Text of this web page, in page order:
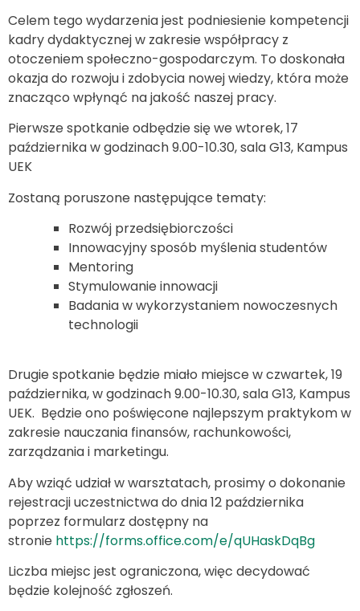
Celem tego wydarzenia jest podniesienie kompetencji
kadry dydaktycznej w zakresie współpracy z
otoczeniem społeczno-gospodarczym. To doskonała
okazja do rozwoju i zdobycia nowej wiedzy, która może
znacząco wpłynąć na jakość naszej pracy.
Pierwsze spotkanie odbędzie się we wtorek, 17
października w godzinach 9.00-10.30, sala G13, Kampus
UEK
Zostaną poruszone następujące tematy:
Rozwój przedsiębiorczości
Innowacyjny sposób myślenia studentów
Mentoring
Stymulowanie innowacji
Badania w wykorzystaniem nowoczesnych
technologii
Drugie spotkanie będzie miało miejsce w czwartek, 19
października, w godzinach 9.00-10.30, sala G13, Kampus
UEK. Będzie ono poświęcone najlepszym praktykom w
zakresie nauczania finansów, rachunkowości,
zarządzania i marketingu.
Aby wziąć udział w warsztatach, prosimy o dokonanie
rejestracji uczestnictwa do dnia 12 października
poprzez formularz dostępny na
stronie https://forms.office.com/e/qUHaskDqBg
Liczba miejsc jest ograniczona, więc decydować
będzie kolejność zgłoszeń.